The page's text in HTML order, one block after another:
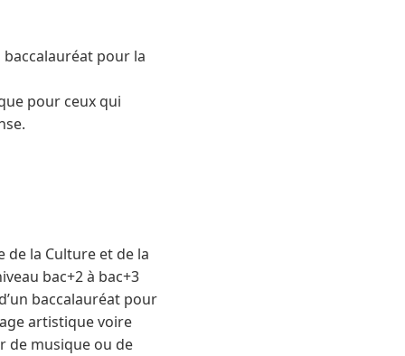
pour la
pour ceux qui
de la Culture et de la
bac+2 à bac+3
baccalauréat pour
artistique voire
de musique ou de